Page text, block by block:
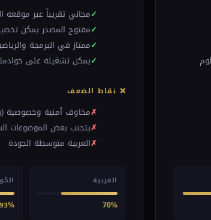
مجاني تقريباً عبر موقعه
مفتوح المصدر يمكن
ممتاز في البرمجة
يمكن تشغيله على
❌ نقاط الضعف
مخاوف أمنية وخصوصية
يتجنب بعض الموضوعات
العربية متوسطة الجودة
العربية
70%
93%